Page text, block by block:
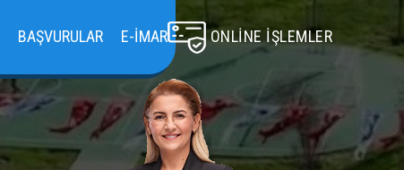
BAŞVURULAR E-İMAR ONLINE İŞLEMLER